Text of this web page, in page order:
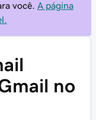
você.
A página
no